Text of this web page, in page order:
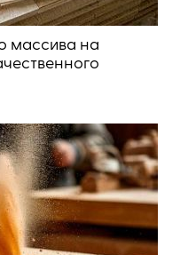
массива на